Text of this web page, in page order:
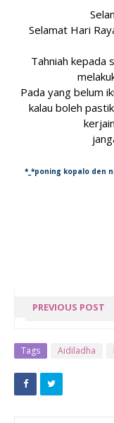
Selamat Hari
Tahniah kepada
Pada yang belum
kalau boleh
*_*poning kopalo den
PREVIOUS POST
TIADA -
Tags Aidiladha